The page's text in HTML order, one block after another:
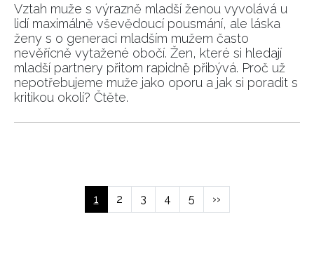
Přihlášením k newsletteru souhlasíte s Obchodními
podmínkami společnosti BurdaMedia Extra s.r.o.
Vztah muže s výrazně mladší ženou vyvolává u
lidí maximálně vševědoucí pousmání, ale láska
ženy s o generaci mladším mužem často
nevěřícně vytažené obočí. Žen, které si hledají
mladší partnery přitom rapidně přibývá. Proč už
nepotřebujeme muže jako oporu a jak si poradit s
kritikou okolí? Čtěte.
Aktuální
stránka
1 Page
2 Page
3 Page
4 Page
5
Následující
stránka
››